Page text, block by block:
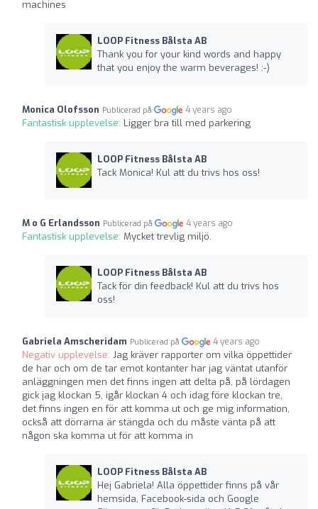
machines
LOOP Fitness Bålsta AB
Thank you for your kind words and happy
that you enjoy the warm beverages! :-)
Monica Olofsson Publicerad på 4 years ago
Fantastisk upplevelse: Ligger bra till med parkering
LOOP Fitness Bålsta AB
Tack Monica! Kul att du trivs hos oss!
M o G Erlandsson Publicerad på 4 years ago
Fantastisk upplevelse: Mycket trevlig miljö.
LOOP Fitness Bålsta AB
Tack för din feedback! Kul att du trivs hos
oss!
Gabriela Amscheridam Publicerad på 4 years ago
Negativ upplevelse: Jag kräver rapporter om vilka öppettider
de har och om de tar emot kontanter har jag väntat utanför
anläggningen men det finns ingen att delta på, på lördagen
gick jag klockan 5, igår klockan 4 och idag före klockan tre,
det finns ingen en för att komma ut och ge mig information,
också att dörrarna är stängda och du måste vänta på att
någon ska komma ut för att komma in
LOOP Fitness Bålsta AB
Hej Gabriela! Alla öppettider finns på vår
hemsida, Facebook-sida och Google